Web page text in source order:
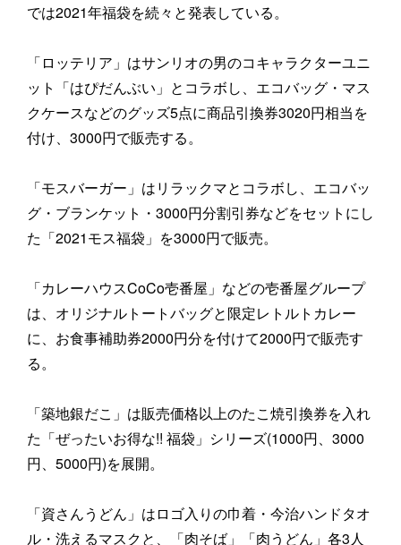
では2021年福袋を続々と発表している。
「ロッテリア」はサンリオの男のコキャラクターユニ
ット「はぴだんぶい」とコラボし、エコバッグ・マス
クケースなどのグッズ5点に商品引換券3020円相当を
付け、3000円で販売する。
「モスバーガー」はリラックマとコラボし、エコバッ
グ・ブランケット・3000円分割引券などをセットにし
た「2021モス福袋」を3000円で販売。
「カレーハウスCoCo壱番屋」などの壱番屋グループ
は、オリジナルトートバッグと限定レトルトカレー
に、お食事補助券2000円分を付けて2000円で販売す
る。
「築地銀だこ」は販売価格以上のたこ焼引換券を入れ
た「ぜったいお得な!! 福袋」シリーズ(1000円、3000
円、5000円)を展開。
「資さんうどん」はロゴ入りの巾着・今治ハンドタオ
ル・洗えるマスクと、「肉そば」「肉うどん」各3人